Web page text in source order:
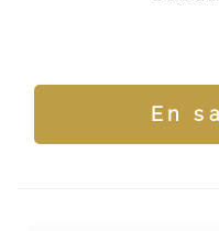
En